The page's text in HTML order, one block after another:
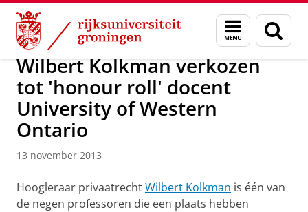
Skip
Content
Skip
Navigation
Menu
en
zoeken
Over ons Actueel Nieuws Nieuwsberichten
Wilbert Kolkman verkozen
tot 'honour roll' docent
University of Western
Ontario
13 november 2013
Hoogleraar privaatrechtWilbert Kolkman is één van
de negen professoren die een plaats hebben